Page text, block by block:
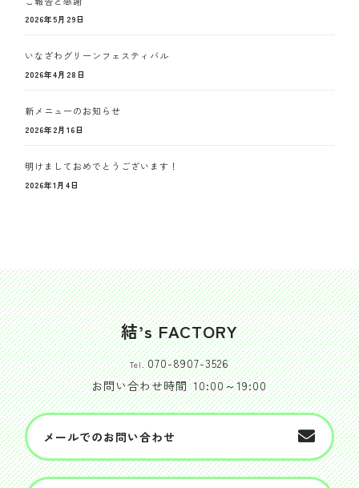
2026年5月29日
いなざわグリーンフェスティバル
2026年4月28日
新メニューのお知らせ
2026年2月16日
明けましておめでとうございます！
2026年1月4日
結’s FACTORY
Tel. 070-8907-3526
お問い合わせ時間 10:00～19:00
メールでのお問い合わせ